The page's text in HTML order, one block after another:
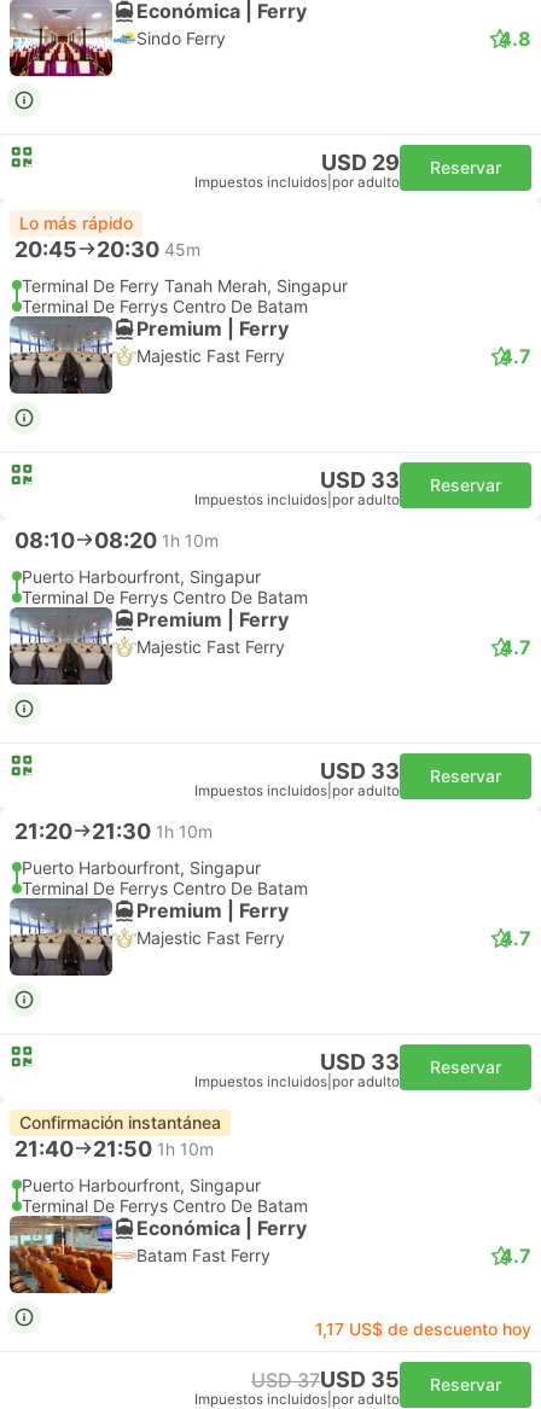
Económica | Ferry
Sindo Ferry 4.8
USD 29
Impuestos incluidos por adulto
Reservar
Lo más rápido
20:45 20:30 45m
Terminal De Ferry Tanah Merah, Singapur
Terminal De Ferrys Centro De Batam
Premium | Ferry
Majestic Fast Ferry 4.7
USD 33
Impuestos incluidos por adulto
Reservar
08:10 08:20 1h 10m
Puerto Harbourfront, Singapur
Terminal De Ferrys Centro De Batam
Premium | Ferry
Majestic Fast Ferry 4.7
USD 33
Impuestos incluidos por adulto
Reservar
21:20 21:30 1h 10m
Puerto Harbourfront, Singapur
Terminal De Ferrys Centro De Batam
Premium | Ferry
Majestic Fast Ferry 4.7
USD 33
Impuestos incluidos por adulto
Reservar
Confirmación instantánea
21:40 21:50 1h 10m
Puerto Harbourfront, Singapur
Terminal De Ferrys Centro De Batam
Económica | Ferry
Batam Fast Ferry 4.7
1,17 US$ de descuento hoy
USD 37USD 35
Impuestos incluidos por adulto
Reservar